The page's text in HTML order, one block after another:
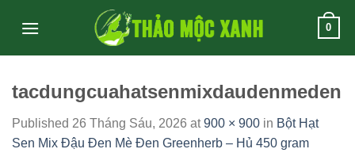
0
tacdungcuahatsenmixdaudenmeden
Published 26 Tháng Sáu, 2026 at900 × 900 in Bột Hạt
Sen Mix Đậu Đen Mè Đen Greenherb – Hủ 450 gram